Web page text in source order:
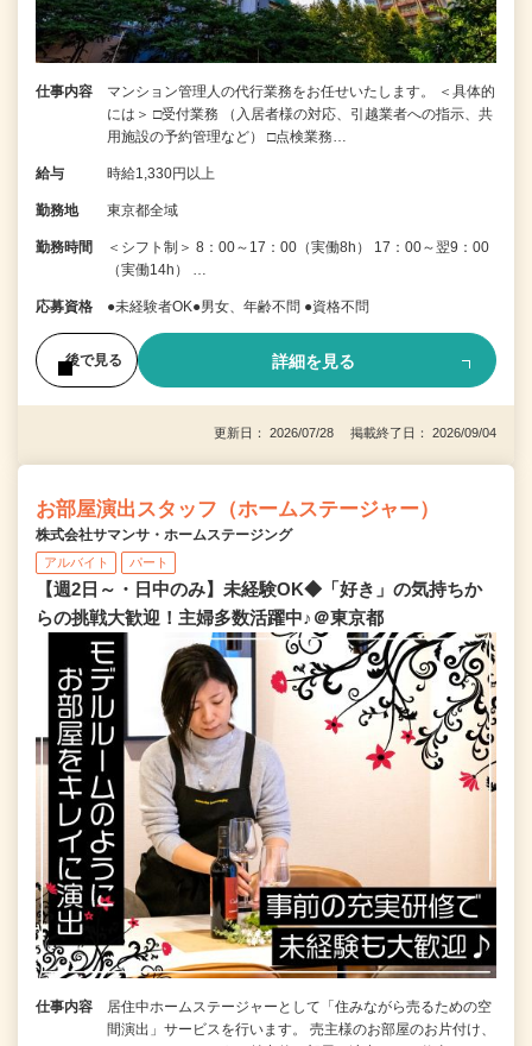
仕事内容
マンション管理人の代行業務をお任せいたします。 ＜具体的
には＞ □受付業務 （入居者様の対応、引越業者への指示、共
用施設の予約管理など） □点検業務…
給与 時給1,330円以上
勤務地 東京都全域
勤務時間
＜シフト制＞ 8：00～17：00（実働8h） 17：00～翌9：00
（実働14h） …
応募資格 ●未経験者OK●男女、年齢不問 ●資格不問
後で見る 詳細を見る
更新日： 2026/07/28 掲載終了日： 2026/09/04
お部屋演出スタッフ（ホームステージャー）
株式会社サマンサ・ホームステージング
アルバイト パート
【週2日～・日中のみ】未経験OK◆「好き」の気持ちか
らの挑戦大歓迎！主婦多数活躍中♪＠東京都
仕事内容
居住中ホームステージャーとして「住みながら売るための空
間演出」サービスを行います。 売主様のお部屋のお片付け、